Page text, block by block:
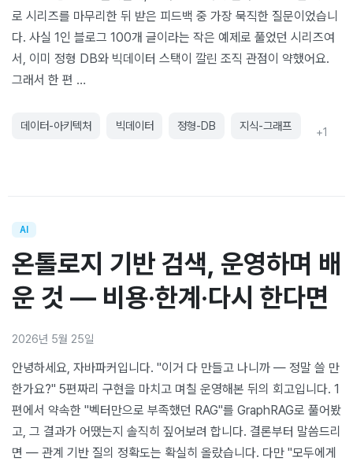
로 시리즈를 마무리한 뒤 받은 피드백 중 가장 묵직한 질문이었습니
다. 사실 1인 블로그 100개 글이라는 작은 예제로 풀었던 시리즈여
서, 이미 정형 DB와 빅데이터 스택이 깔린 조직 관점이 약했어요.
그래서 한 편 …
데이터-아키텍처 빅데이터 정형-DB 지식-그래프 +1
AI
온톨로지 기반 검색, 운영하며 배
운 것 — 비용·한계·다시 한다면
2026년 5월 25일
안녕하세요, 자바파커입니다. "이거 다 만들고 나니까 — 정말 쓸 만
한가요?" 5편짜리 구현을 마치고 며칠 운영해본 뒤의 회고입니다. 1
편에서 약속한 "벡터만으로 부족했던 RAG"를 GraphRAG로 풀어봤
고, 그 결과가 어땠는지 솔직히 짚어보려 합니다. 결론부터 말씀드리
면 — 관계 기반 질의 정확도는 확실히 올랐습니다. 다만 "모두에게